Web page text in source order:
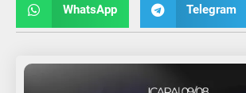
WhatsApp Telegram